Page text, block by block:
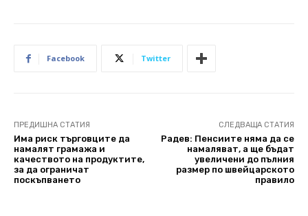
Facebook Twitter
ПРЕДИШНА СТАТИЯ
Има риск търговците да
намалят грамажа и
качеството на продуктите,
за да ограничат
поскъпването
СЛЕДВАЩА СТАТИЯ
Радев: Пенсиите няма да се
намаляват, а ще бъдат
увеличени до пълния
размер по швейцарското
правило